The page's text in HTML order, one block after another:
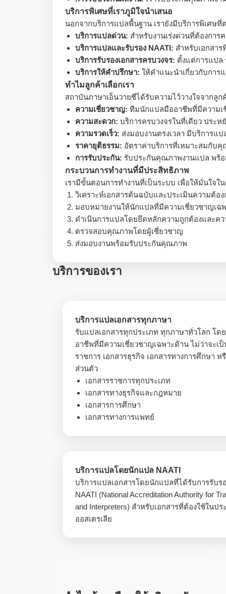
บริการพิเศษที่เราภูมิใจนำเสนอ
นอกจากบริการแปลพื้นฐาน เรายังมีบริการพิเศษที่
บริการแปลด่วน: สำหรับงานเร่งด่วนที่ต้องการ
บริการแปลและรับรอง NAATI: สำหรับเอกสาร
บริการรับรองเอกสารครบวงจร: ตั้งแต่การแปล
บริการให้คำปรึกษา: ให้คำแนะนำเกี่ยวกับการ
ทำไมลูกค้าเลือกเรา
สถาบันภาษาเอ็นวายซีได้รับความไว้วางใจจากลู
ความเชี่ยวชาญ: ทีมนักแปลมืออาชีพที่มีความเ
ความสะดวก: บริการครบวงจรในที่เดียว ประห
ความรวดเร็ว: ส่งมอบงานตรงเวลา มีบริการแ
ราคายุติธรรม: อัตราค่าบริการที่เหมาะสมกับ
การรับประกัน: รับประกันคุณภาพงานแปล พร้
กระบวนการทำงานที่มีประสิทธิภาพ
เรามีขั้นตอนการทำงานที่เป็นระบบ เพื่อให้มั่นใจ
วิเคราะห์เอกสารต้นฉบับและประเมินความต้อ
มอบหมายงานให้นักแปลที่มีความเชี่ยวชาญเฉ
ดำเนินการแปลโดยยึดหลักความถูกต้องและค
ตรวจสอบคุณภาพโดยผู้เชี่ยวชาญ
ส่งมอบงานพร้อมรับประกันคุณภาพ
บริการของเรา
บริการแปลเอกสารทุกภาษา
รับแปลเอกสารทุกประเภท ทุกภาษาทั่วโลก โด
อาชีพที่มีความเชี่ยวชาญเฉพาะด้าน ไม่ว่าจะเป็
ราชการ เอกสารธุรกิจ เอกสารทางการศึกษา ห
ส่วนตัว
เอกสารราชการทุกประเภท
เอกสารทางธุรกิจและกฎหมาย
เอกสารการศึกษา
เอกสารทางการแพทย์
บริการแปลโดยนักแปล NAATI
บริการแปลเอกสารโดยนักแปลที่ได้รับการรับร
NAATI (National Accreditation Authority for
and Interpreters) สำหรับเอกสารที่ต้องใช้ในปร
ออสเตรเลีย